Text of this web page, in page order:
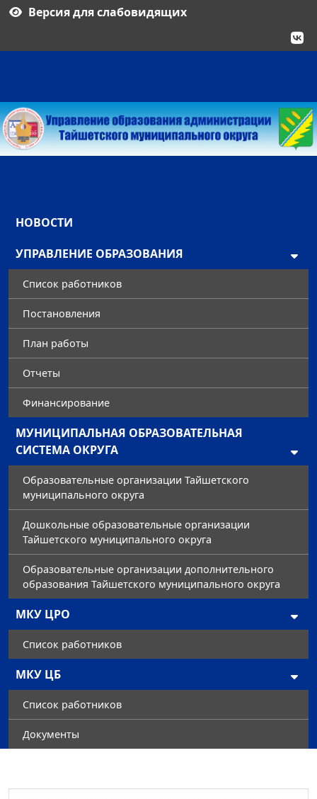
Версия для слабовидящих
НОВОСТИ
УПРАВЛЕНИЕ ОБРАЗОВАНИЯ
Список работников
Постановления
План работы
Отчеты
Финансирование
МУНИЦИПАЛЬНАЯ ОБРАЗОВАТЕЛЬНАЯ
СИСТЕМА ОКРУГА
Образовательные организации Тайшетского
муниципального округа
Дошкольные образовательные организации
Тайшетского муниципального округа
Образовательные организации дополнительного
образования Тайшетского муниципального округа
МКУ ЦРО
Список работников
МКУ ЦБ
Список работников
Документы